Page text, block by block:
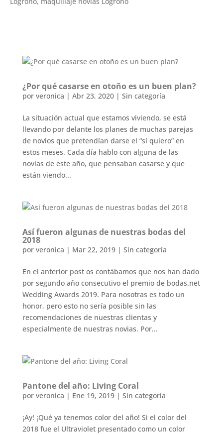
¿Por qué casarse en otoño es un buen plan?
por veronica | Abr 23, 2020| Sin categoría
La situación actual que estamos viviendo, se está
llevando por delante los planes de muchas parejas
de novios que pretendían darse el “sí quiero” en
estos meses. Cada día hablo con alguna de las
novias de este año, que pensaban casarse y que
están viendo...
Así fueron algunas de nuestras bodas del
2018
por veronica | Mar 22, 2019| Sin categoría
En el anterior post os contábamos que nos han dado
por segundo año consecutivo el premio de bodas.net
Wedding Awards 2019. Para nosotras es todo un
honor, pero esto no sería posible sin las
recomendaciones de nuestras clientas y
especialmente de nuestras novias. Por...
Pantone del año: Living Coral
por veronica | Ene 19, 2019| Sin categoría
¡Ay! ¡Qué ya tenemos color del año! Si el color del
2018 fue el Ultraviolet presentado como un color